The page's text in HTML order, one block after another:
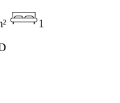
1